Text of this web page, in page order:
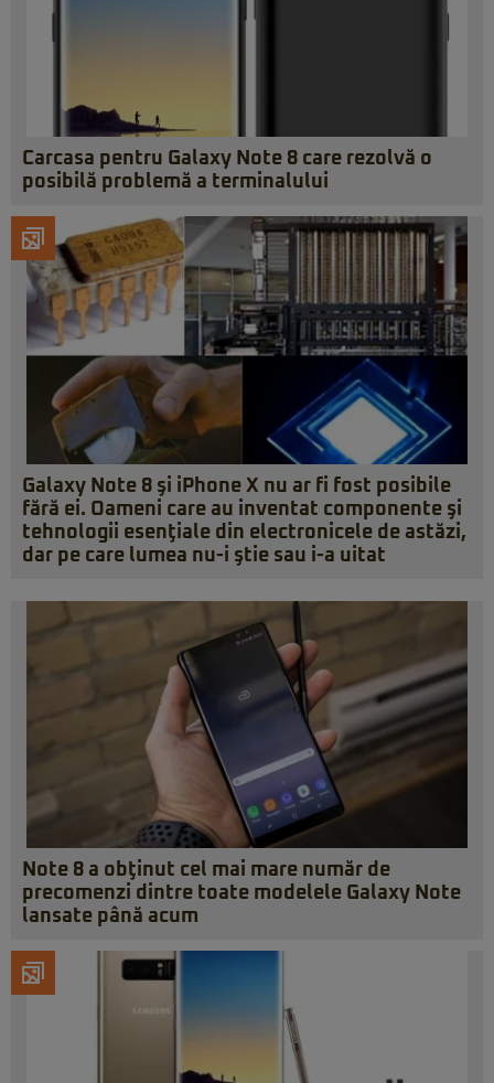
Carcasa pentru Galaxy Note 8 care rezolvă o
posibilă problemă a terminalului
Galaxy Note 8 şi iPhone X nu ar fi fost posibile
fără ei. Oameni care au inventat componente şi
tehnologii esenţiale din electronicele de astăzi,
dar pe care lumea nu-i ştie sau i-a uitat
Note 8 a obţinut cel mai mare număr de
precomenzi dintre toate modelele Galaxy Note
lansate până acum